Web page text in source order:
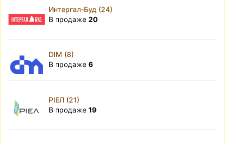
Интергал-Буд (24)
В продаже 20
DIM (8)
В продаже 6
РІЕЛ (21)
В продаже 19